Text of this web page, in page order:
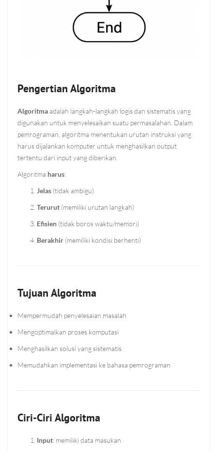
Pengertian Algoritma
Algoritmaadalah langkah-langkah logis dan sistematis yang
digunakan untuk menyelesaikan suatu permasalahan. Dalam
pemrograman, algoritma menentukan urutan instruksi yang
harus dijalankan komputer untuk menghasilkan output
tertentu dari input yang diberikan.
Algoritma harus:
Jelas (tidak ambigu)
Terurut (memiliki urutan langkah)
Efisien (tidak boros waktu/memori)
Berakhir (memiliki kondisi berhenti)
Tujuan Algoritma
Mempermudah penyelesaian masalah
Mengoptimalkan proses komputasi
Menghasilkan solusi yang sistematis
Memudahkan implementasi ke bahasa pemrograman
Ciri-Ciri Algoritma
Input: memiliki data masukan